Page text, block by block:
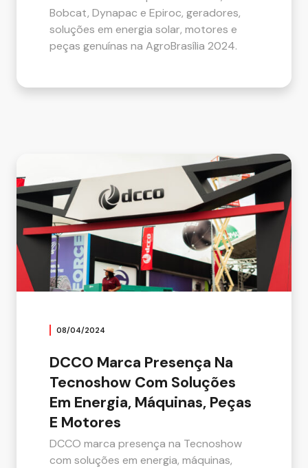
Bobcat, Dynapac e Epiroc, geradores,
soluções em energia solar, motores e
peças genuínas na AgroBrasília 2024.
08/04/2024
DCCO Marca Presença Na
Tecnoshow Com Soluções
Em Energia, Máquinas, Peças
E Motores
DCCO marca presença na Tecnoshow
com soluções em energia, máquinas,